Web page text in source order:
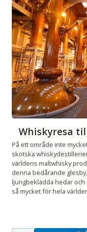
Whiskyresa
På ett område inte
skotska
världens maltwhisky
denna bedårande
ljungbeklädda hedar
så mycket för hela